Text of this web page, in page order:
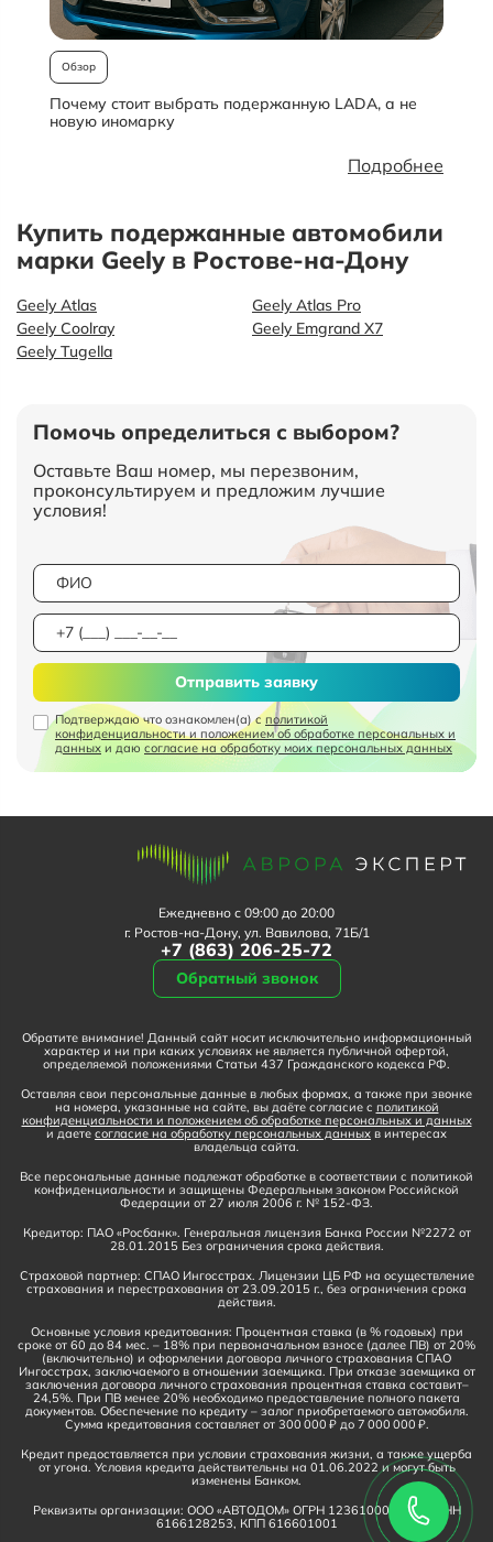
Обзор
Почему стоит выбрать подержанную LADA, а не
новую иномарку
Подробнее
Купить подержанные автомобили
марки Geely в Ростове-на-Дону
Geely Atlas
Geely Atlas Pro
Geely Coolray
Geely Emgrand X7
Geely Tugella
Помочь определиться с выбором?
Оставьте Ваш номер, мы перезвоним,
проконсультируем и предложим лучшие
условия!
Подтверждаю что ознакомлен(а) сполитикой
конфиденциальности и положением об обработке персональных и
данных и даю согласие на обработку моих персональных данных
Отправить заявку
Ежедневно с 09:00 до 20:00
г. Ростов-на-Дону, ул. Вавилова, 71Б/1
+7 (863) 206-25-72
Обратный звонок
Обратите внимание! Данный сайт носит исключительно информационный
характер и ни при каких условиях не является публичной офертой,
определяемой положениями Статьи 437 Гражданского кодекса РФ.
Оставляя свои персональные данные в любых формах, а также при звонке
на номера, указанные на сайте, вы даёте согласие с политикой
конфиденциальности и положением об обработке персональных и данных
и даете согласие на обработку персональных данных в интересах
владельца сайта.
Все персональные данные подлежат обработке в соответствии с политикой
конфиденциальности и защищены Федеральным законом Российской
Федерации от 27 июля 2006 г. № 152-ФЗ.
Кредитор: ПАО «Росбанк». Генеральная лицензия Банка России №2272 от
28.01.2015 Без ограничения срока действия.
Страховой партнер: СПАО Ингосстрах. Лицензии ЦБ РФ на осуществление
страхования и перестрахования от 23.09.2015 г., без ограничения срока
действия.
Основные условия кредитования: Процентная ставка (в % годовых) при
сроке от 60 до 84 мес. – 18% при первоначальном взносе (далее ПВ) от 20%
(включительно) и оформлении договора личного страхования СПАО
Ингосстрах, заключаемого в отношении заемщика. При отказе заемщика от
заключения договора личного страхования процентная ставка составит–
24,5%. При ПВ менее 20% необходимо предоставление полного пакета
документов. Обеспечение по кредиту – залог приобретаемого автомобиля.
Сумма кредитования составляет от 300 000 ₽ до 7 000 000 ₽.
Кредит предоставляется при условии страхования жизни, а также ущерба
от угона. Условия кредита действительны на 01.06.2022 и могут быть
изменены Банком.
Реквизиты организации: ООО «АВТОДОМ» ОГРН 1236100016910, ИНН
6166128253, КПП 616601001